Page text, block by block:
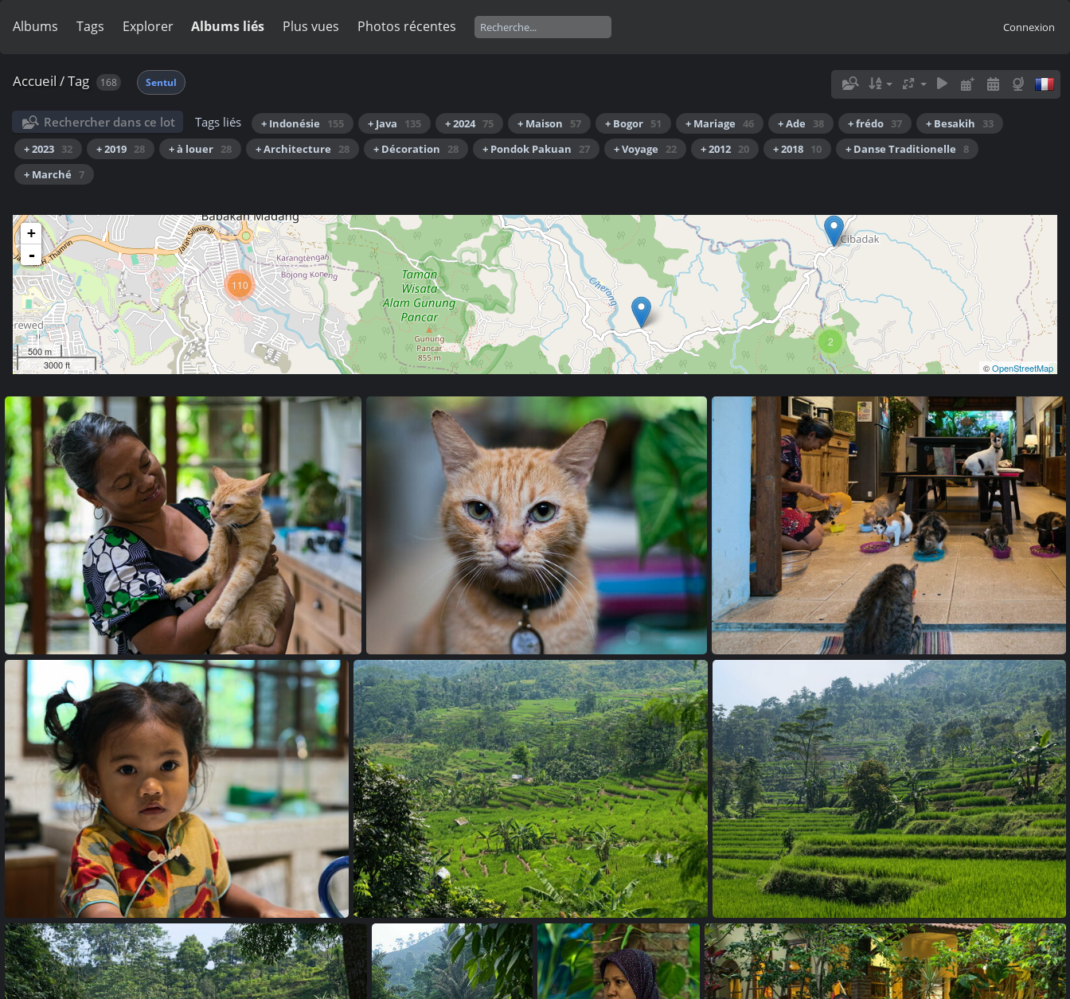
Albums Tags Explorer Albums liés Plus vues Photos récentes Connexion
Accueil /Tag 168 Sentul
Rechercher dans ce lot Tags liés + Indonésie 155 + Java 135 + 2024 75 + Maison 57 + Bogor 51 + Mariage 46 + Ade 38 + frédo 37 + Besakih
33
+ 2023 32 + 2019 28 + à louer 28 + Architecture 28 + Décoration 28 + Pondok Pakuan 27 + Voyage 22 + 2012 20 + 2018 10 + Danse Traditionelle
8
+ Marché 7
2
110
+
-
500 m
3000 ft
©OpenStreetMap
23022382 copie 23022349 copie 23022153
23010017 18033803 18033796